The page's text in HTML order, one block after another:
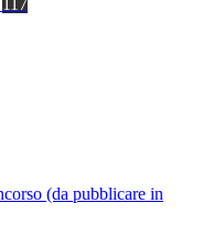
117
(da pubblicare in